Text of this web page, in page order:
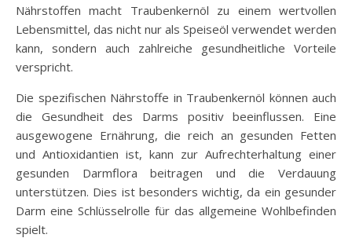
Nährstoffen macht Traubenkernöl zu einem wertvollen
Lebensmittel, das nicht nur als Speiseöl verwendet werden
kann, sondern auch zahlreiche gesundheitliche Vorteile
verspricht.
Die spezifischen Nährstoffe in Traubenkernöl können auch
die Gesundheit des Darms positiv beeinflussen. Eine
ausgewogene Ernährung, die reich an gesunden Fetten
und Antioxidantien ist, kann zur Aufrechterhaltung einer
gesunden Darmflora beitragen und die Verdauung
unterstützen. Dies ist besonders wichtig, da ein gesunder
Darm eine Schlüsselrolle für das allgemeine Wohlbefinden
spielt.